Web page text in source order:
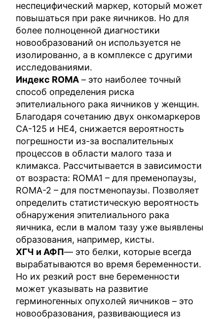
неспецифический маркер, который может
повышаться при раке яичников. Но для
более полноценной диагностики
новообразований он используется не
изолированно, а в комплексе с другими
исследованиями.
Индекс ROMA – это наиболее точный
способ определения риска
эпителиального рака яичников у женщин.
Благодаря сочетанию двух онкомаркеров
СА-125 и НЕ4, снижается вероятность
погрешности из-за воспалительных
процессов в области малого таза и
климакса. Рассчитывается в зависимости
от возраста: ROMA1 – для пременопаузы,
ROMA-2 – для постменопаузы. Позволяет
определить статистическую вероятность
обнаружения эпителиального рака
яичника, если в малом тазу уже выявлены
образования, например, кисты.
ХГЧ и АФП— это белки, которые всегда
вырабатываются во время беременности.
Но их резкий рост вне беременности
может указывать на развитие
герминогенных опухолей яичников – это
новообразования, развивающиеся из